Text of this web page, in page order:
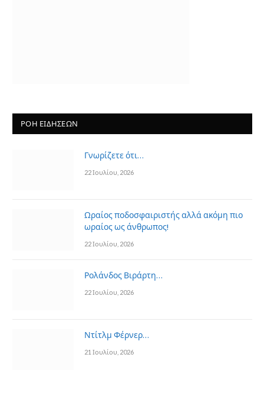
ΡΟΗ ΕΙΔΗΣΕΩΝ
Γνωρίζετε ότι…
22 Ιουλίου, 2026
Ωραίος ποδοσφαιριστής αλλά ακόμη πιο
ωραίος ως άνθρωπος!
22 Ιουλίου, 2026
Ρολάνδος Βιράρτη…
22 Ιουλίου, 2026
Ντίτλμ Φέρνερ…
21 Ιουλίου, 2026